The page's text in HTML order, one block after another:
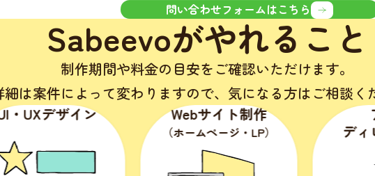
問い合わせフォームはこちら
Sabeevoがやれること
制作期間や料金の目安をご確認いただけます。
細は案件によって変わりますので、 気になる方はご相談く
Webサイト制作
（ホームページ・LP）
ディレクション